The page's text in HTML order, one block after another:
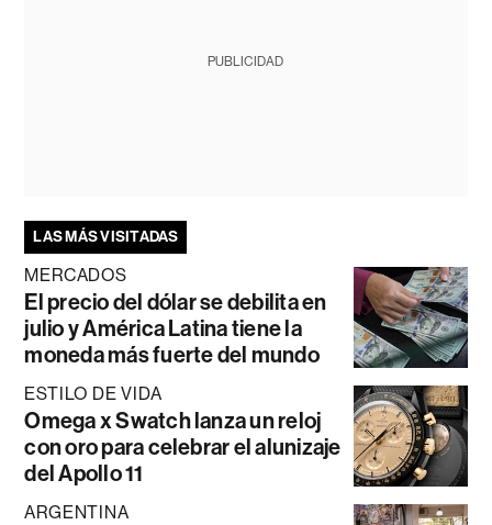
PUBLICIDAD
LAS MÁS VISITADAS
MERCADOS
El precio del dólar se debilita en
julio y América Latina tiene la
moneda más fuerte del mundo
ESTILO DE VIDA
Omega x Swatch lanza un reloj
con oro para celebrar el alunizaje
del Apollo 11
ARGENTINA